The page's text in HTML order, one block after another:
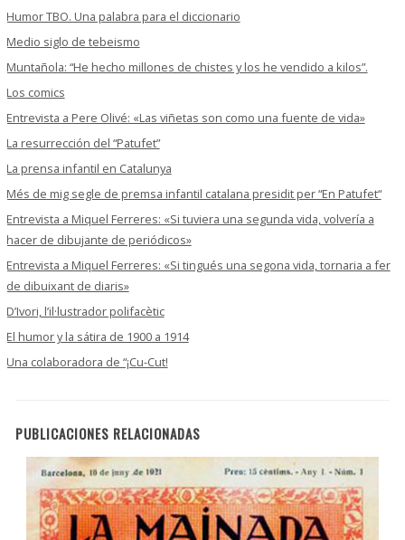
Humor TBO. Una palabra para el diccionario
Medio siglo de tebeismo
Muntañola: “He hecho millones de chistes y los he vendido a kilos”.
Los comics
Entrevista a Pere Olivé: «Las viñetas son como una fuente de vida»
La resurrección del “Patufet”
La prensa infantil en Catalunya
Més de mig segle de premsa infantil catalana presidit per “En Patufet“
Entrevista a Miquel Ferreres: «Si tuviera una segunda vida, volvería a
hacer de dibujante de periódicos»
Entrevista a Miquel Ferreres: «Si tingués una segona vida, tornaria a fer
de dibuixant de diaris»
D’Ivori, l’il·lustrador polifacètic
El humor y la sátira de 1900 a 1914
Una colaboradora de “¡Cu-Cut!
PUBLICACIONES RELACIONADAS